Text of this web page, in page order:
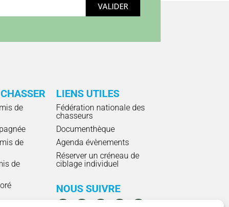
VALIDER
de
de
de
LIENS UTILES
Fédération nationale des
chasseurs
Documenthèque
Agenda évènements
Réserver un créneau de
ciblage individuel
NOUS SUIVRE